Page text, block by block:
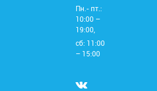
Пн.- пт.:
10:00 –
19:00,
сб: 11:00
– 15:00